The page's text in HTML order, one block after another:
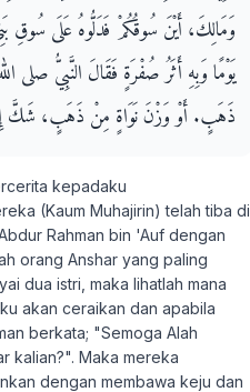
وَمَالِكَ، أَيْنَ سُوقُكُمْ فَدَلُّوهُ عَلَى سُوقِ
يَوْمًا وَبِهِ أَثَرُ صُفْرَةٍ فَقَالَ النَّبِيُّ
ذَهَبٍ‏.‏ أَوْ وَزْنَ نَوَاةٍ مِنْ ذَهَبٍ، شَكَّ
kepadaku
(Kaum Muhajirin) telah tiba di
Rahman bin 'Auf dengan
orang Anshar yang paling
dua istri, maka lihatlah mana
akan ceraikan dan apabila
berkata; "Semoga Alah
kalian?". Maka mereka
dengan membawa keju dan